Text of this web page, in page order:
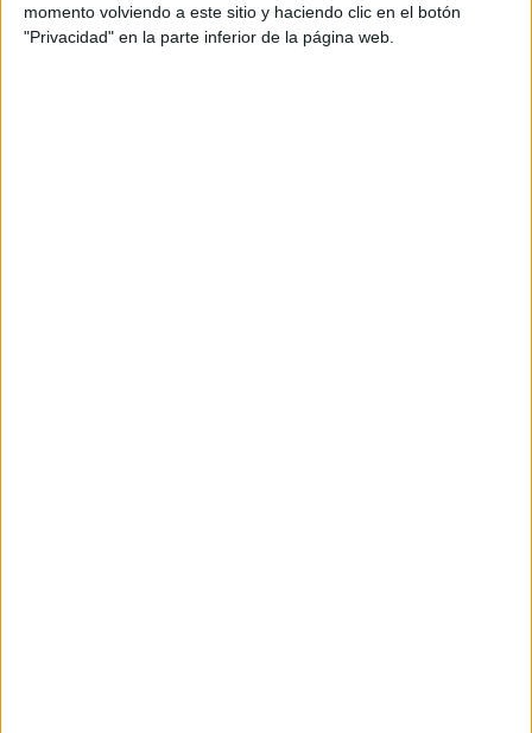
momento volviendo a este sitio y haciendo clic en el botón
"Privacidad" en la parte inferior de la página web.